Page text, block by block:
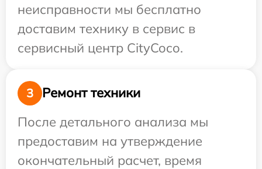
неисправности мы бесплатно
доставим технику в сервис в
сервисный центр CityCoco.
3
Ремонт техники
После детального анализа мы
предоставим на утверждение
окончательный расчет, время